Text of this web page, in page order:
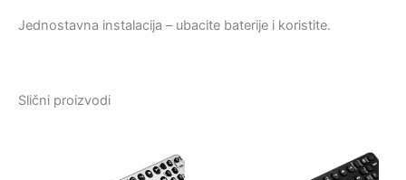
Jednostavna instalacija – ubacite baterije i koristite.
Slični proizvodi